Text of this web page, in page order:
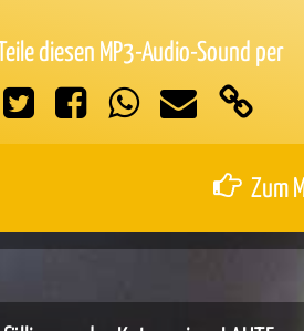
Teile diesen MP3-Audio-Sound per
Zum